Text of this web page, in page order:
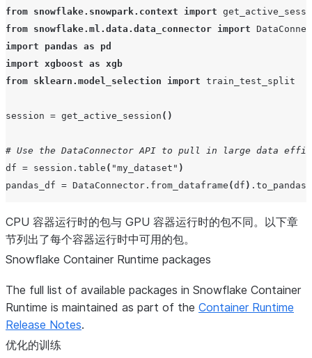
from snowflake.snowpark.context import
from snowflake.ml.data.data_connector import
import
pandas as
pd
import xgboost as xgb
from sklearn.model_selection import train_test_split
session = get_active_session ()
# Use the DataConnector API to pull in large data
df = session . table ( "my_dataset" )
pandas_df = DataConnector . from_dataframe (df ) . to_pandas
# Build with open source
X = df_pd[['feature1', 'feature2']]
# Split data into test and train in memory
X_train, X_test
CPU 容器运行时的包与 GPU 容器运行时的包不同。以下章
节列出了每个容器运行时中可用的包。
Snowflake Container Runtime packages
The full list of available packages in Snowflake Container
Runtime is maintained as part of the Container Runtime
Release Notes.
优化的训练